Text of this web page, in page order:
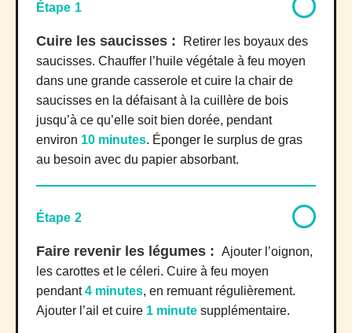
Étape 1
Cuire les saucisses :
Retirer les boyaux des
saucisses. Chauffer l’huile végétale à feu moyen
dans une grande casserole et cuire la chair de
saucisses en la défaisant à la cuillère de bois
jusqu’à ce qu’elle soit bien dorée, pendant
environ 10 minutes. Éponger le surplus de gras
au besoin avec du papier absorbant.
Étape 2
Faire revenir les légumes : Ajouter l’oignon,
les carottes et le céleri. Cuire à feu moyen
pendant4 minutes, en remuant régulièrement.
Ajouter l’ail et cuire 1 minute supplémentaire.